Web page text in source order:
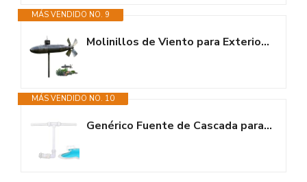
MÁS VENDIDO NO. 9
Molinillos de Viento para Exteriores - Diseño Submarino 3D de 32x14 cm,...
MÁS VENDIDO NO. 10
Genérico Fuente de Cascada para Piscina | Fuente de Agua con...